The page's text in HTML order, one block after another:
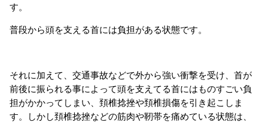
す。
普段から頭を支える首には負担がある状態です。
それに加えて、交通事故などで外から強い衝撃を受け、首が
前後に振られる事によって頭を支えてる首にはものすごい負
担がかかってしまい、頚椎捻挫や頚椎損傷を引き起こしま
す。しかし頚椎捻挫などの筋肉や靭帯を痛めている状態は、